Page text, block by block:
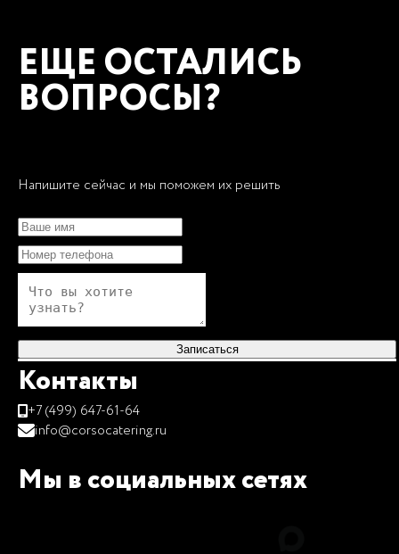
ЕЩЕ ОСТАЛИСЬ
ВОПРОСЫ?
Напишите сейчас и мы поможем их решить
Записаться
Контакты
+7 (499) 647-61-64
info@corsocatering.ru
Мы в социальных сетях